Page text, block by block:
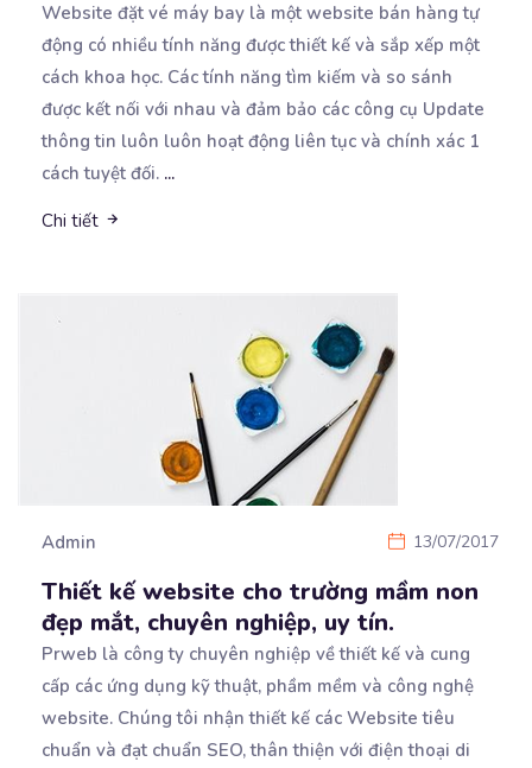
Website đặt vé máy bay là một website bán hàng tự
động có nhiều tính năng được thiết kế và sắp xếp một
cách khoa học. Các tính năng tìm kiếm và so sánh
được kết nối với nhau và đảm bảo các công cụ Update
thông tin luôn luôn hoạt động liên tục và chính xác 1
cách tuyệt đối. ...
Chi tiết
Admin 13/07/2017
Thiết kế website cho trường mầm non
đẹp mắt, chuyên nghiệp, uy tín.
Prweb là công ty chuyên nghiệp về thiết kế và cung
cấp các ứng dụng kỹ thuật, phầm mềm và công nghệ
website. Chúng tôi nhận thiết kế các Website tiêu
chuẩn và đạt chuẩn SEO, thân thiện với điện thoại di